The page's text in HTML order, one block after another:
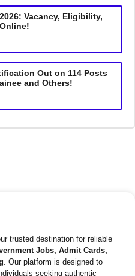
Vacancy, Eligibility,
Out on 114 Posts
and Others!
trusted destination for reliable
Jobs, Admit Cards,
. Our platform is designed to
seeking authentic